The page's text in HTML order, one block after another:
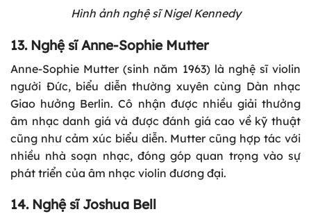
Hình ảnh nghệ sĩ Nigel Kennedy
13. Nghệ sĩ Anne-Sophie Mutter
Anne-Sophie Mutter (sinh năm 1963) là nghệ sĩ violin
người Đức, biểu diễn thường xuyên cùng Dàn nhạc
Giao hưởng Berlin. Cô nhận được nhiều giải thưởng
âm nhạc danh giá và được đánh giá cao về kỹ thuật
cũng như cảm xúc biểu diễn. Mutter cũng hợp tác với
nhiều nhà soạn nhạc, đóng góp quan trọng vào sự
phát triển của âm nhạc violin đương đại.
14. Nghệ sĩ Joshua Bell